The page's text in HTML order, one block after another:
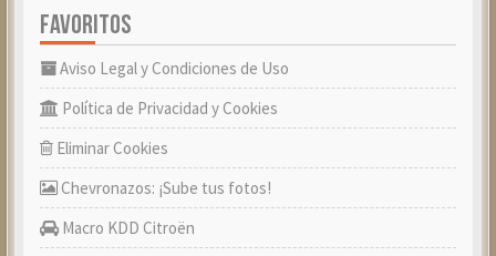
FAVORITOS
Aviso Legal y Condiciones de Uso
Política de Privacidad y Cookies
Eliminar Cookies
Chevronazos: ¡Sube tus fotos!
Macro KDD Citroën